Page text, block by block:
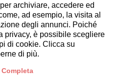
archiviare, accedere ed
ad esempio, la visita al
degli annunci. Poiché
privacy, è possibile scegliere
di cookie. Clicca su
di più.